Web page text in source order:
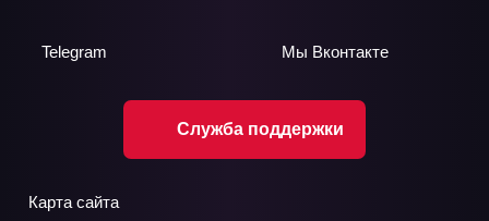
Служба поддержки
Telegram Мы Вконтакте
Карта сайта